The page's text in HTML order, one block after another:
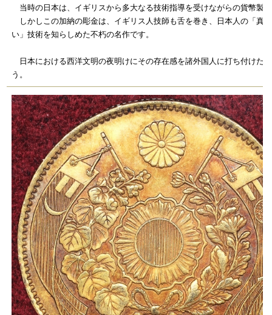
当時の日本は、イギリスから多大なる技術指導を受けながらの貨幣製
しかしこの加納の彫金は、イギリス人技師も舌を巻き、日本人の「真
い」技術を知らしめた不朽の名作です。
日本における西洋文明の夜明けにその存在感を諸外国人に打ち付けた
う。